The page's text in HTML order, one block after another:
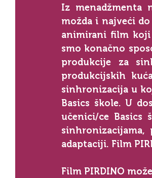
Iz menadžmenta
možda i najveći
animirani film koji
smo konačno
produkcije za
produkcijskih
sinhronizacija u
Basics škole. U
učenici/ce
adaptaciji. Film
Film PIRDINO